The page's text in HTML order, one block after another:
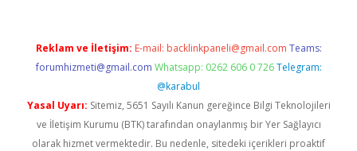
Reklam ve İletişim: E-mail: backlinkpaneli@gmail.com Teams:
forumhizmeti@gmail.com Whatsapp: 0262 606 0 726 Telegram:
@karabul
Yasal Uyarı: Sitemiz, 5651 Sayılı Kanun gereğince Bilgi Teknolojileri
ve İletişim Kurumu (BTK) tarafından onaylanmış bir Yer Sağlayıcı
olarak hizmet vermektedir. Bu nedenle, sitedeki içerikleri proaktif